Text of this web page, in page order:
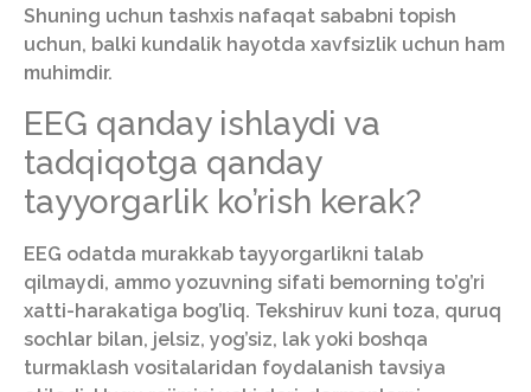
Shuning uchun tashxis nafaqat sababni topish
uchun, balki kundalik hayotda xavfsizlik uchun ham
muhimdir.
EEG qanday ishlaydi va
tadqiqotga qanday
tayyorgarlik ko’rish kerak?
EEG odatda murakkab tayyorgarlikni talab
qilmaydi, ammo yozuvning sifati bemorning to’g’ri
xatti-harakatiga bog’liq. Tekshiruv kuni toza, quruq
sochlar bilan, jelsiz, yog’siz, lak yoki boshqa
turmaklash vositalaridan foydalanish tavsiya